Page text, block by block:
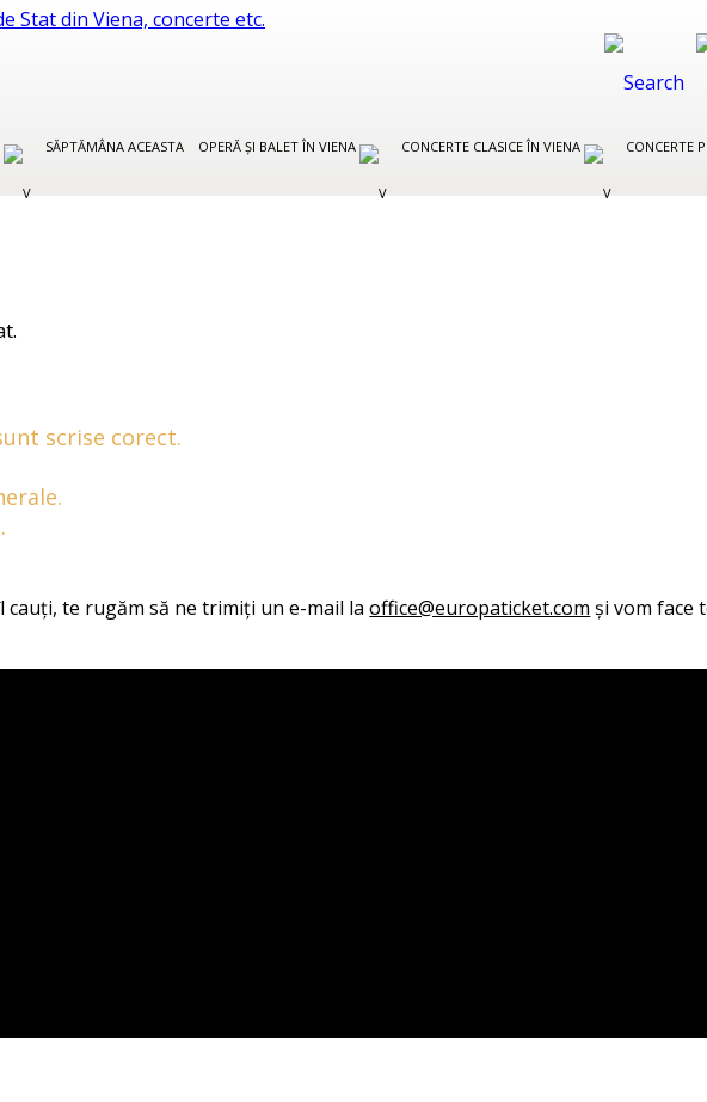
SĂPTĂMÂNA ACEASTA OPERĂ ȘI BALET ÎN VIENA CONCERTE CLASICE ÎN VIENA CONCERTE
scrise corect.
cauți, te rugăm să ne trimiți un e-mail laoffice@europaticket.com și vom face